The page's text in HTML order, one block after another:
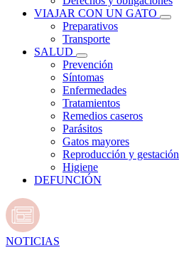
VIAJAR CON UN GATO
Preparativos
Transporte
SALUD
Prevención
Síntomas
Enfermedades
Tratamientos
Remedios caseros
Parásitos
Gatos mayores
Reproducción y gestación
Higiene
DEFUNCIÓN
NOTICIAS